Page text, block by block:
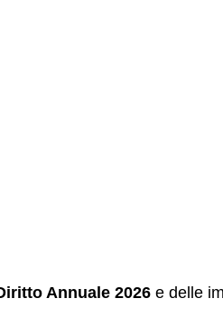
Annuale 2026 e delle